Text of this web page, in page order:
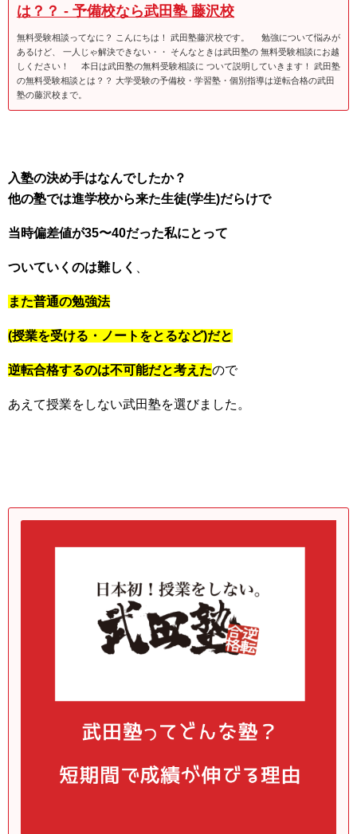
は？？ - 予備校なら武田塾 藤沢校
無料受験相談ってなに？ こんにちは！ 武田塾藤沢校です。 勉強について悩みが
あるけど、 一人じゃ解決できない・・ そんなときは武田塾の 無料受験相談にお越
しください！ 本日は武田塾の無料受験相談に ついて説明していきます！ 武田塾
の無料受験相談とは？？ 大学受験の予備校・学習塾・個別指導は逆転合格の武田
塾の藤沢校まで。
入塾の決め手はなんでしたか？
他の塾では進学校から来た生徒(学生)だらけで
当時偏差値が35〜40だった私にとって
ついていくのは難しく 、
また普通の勉強法
(授業を受ける・ノートをとるなど)だと
逆転合格するのは不可能だと考えたので
あえて授業をしない武田塾を選びました。